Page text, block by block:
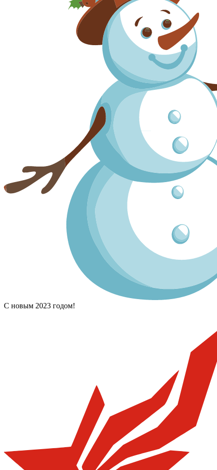
С новым 2023 годом!